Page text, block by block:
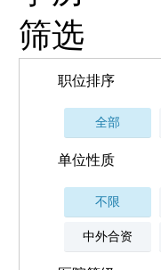
筛选
职位排序
全部
单位性质
不限
中外合资